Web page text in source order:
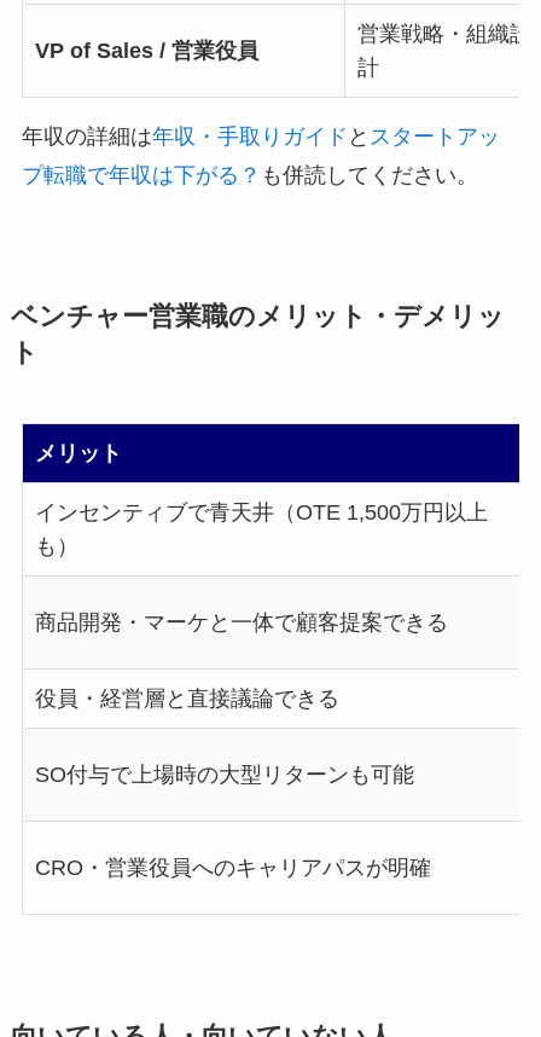
VP of Sales / 営業役員
営業戦略・組織設
計
年収の詳細は年収・手取りガイド と スタートアッ
プ転職で年収は下がる？ も併読してください。
ベンチャー営業職のメリット・デメリッ
ト
メリット
インセンティブで青天井（OTE 1,500万円以上
も）
商品開発・マーケと一体で顧客提案できる
役員・経営層と直接議論できる
SO付与で上場時の大型リターンも可能
CRO・営業役員へのキャリアパスが明確